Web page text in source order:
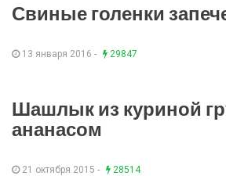
Свиные голенки
13 января 2016 - 29847
Шашлык из куриной
ананасом
21 октября 2015 - 28514